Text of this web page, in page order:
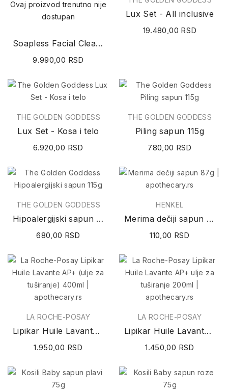
Ovaj proizvod trenutno nije
dostupan
Soapless Facial Cleansing Bar 125g
9.990,00 RSD
Lux Set - All inclusive
19.480,00 RSD
THE GOLDEN GODDESS
Lux Set - Kosa i telo
6.920,00 RSD
THE GOLDEN GODDESS
Piling sapun 115g
780,00 RSD
THE GOLDEN GODDESS
Hipoalergijski sapun 115g
680,00 RSD
HENKEL
Merima dečiji sapun 87g
110,00 RSD
LA ROCHE-POSAY
Lipikar Huile Lavante AP+ (ulje za tuširanje)...
1.950,00 RSD
LA ROCHE-POSAY
Lipikar Huile Lavante AP+ ulje za tuširanje 200ml
1.450,00 RSD